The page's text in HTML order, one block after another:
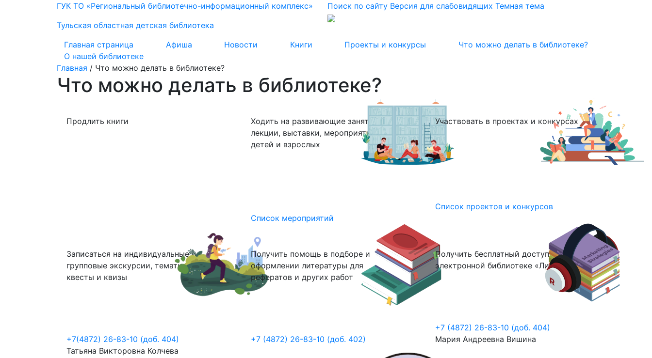
ГУК ТО «Региональный библиотечно-информационный комплекс»
Тульская областная детская библиотека
Поиск по сайту Версия для слабовидящих Темная тема
Главная страница Афиша Новости Книги Проекты и конкурсы
Что можно делать в библиотеке?
О нашей библиотеке
Главная / Что можно делать в библиотеке?
Что можно делать в библиотеке?
Продлить книги
Ходить на развивающие занятия,
лекции, выставки, мероприятия для
детей и взрослых
Список мероприятий
Участвовать в проектах и конкурсах
Список проектов и конкурсов
Записаться на индивидуальные и
групповые экскурсии, тематические
квесты и квизы
+7(4872) 26-83-10 (доб. 404)
Татьяна Викторовна Колчева
Получить помощь в подборе и
оформлении литературы для
рефератов и других работ
+7 (4872) 26-83-10 (доб. 402)
Получить бесплатный доступ к
электронной библиотеке «Литрес»
+7 (4872) 26-83-10 (доб. 404)
Мария Андреевна Вишина